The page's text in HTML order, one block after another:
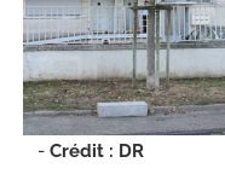
Crédit : DR